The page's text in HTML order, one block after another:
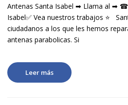
Antenas Santa Isabel ➡ Llama al ➡
Isabel✅ Vea nuestros trabajos ⭐
ciudadanos a los que les hemos
antenas parabolicas. Si
Leer más